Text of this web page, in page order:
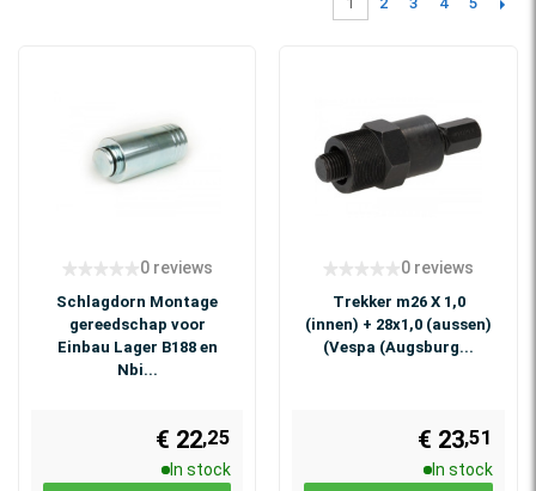
0 reviews
Schlagdorn Montage
gereedschap voor
Einbau Lager B188 en
Nbi...
€ 22,25
In stock
0 reviews
Trekker m26 X 1,0
(innen) + 28x1,0 (aussen)
(Vespa (Augsburg...
€ 23,51
In stock